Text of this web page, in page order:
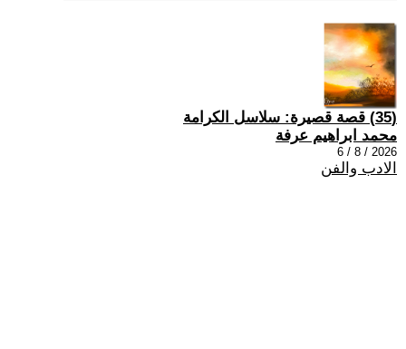
(35) قصة قصيرة: سلاسل الكرامة
محمد ابراهيم عرفة
2026 / 8 / 6
الادب والفن